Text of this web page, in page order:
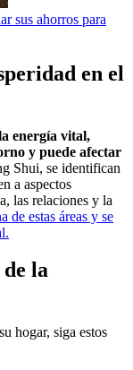
sus ahorros para
en el
energía vital,
y puede afectar
Shui, se identifican
a aspectos
las relaciones y la
de estas áreas y se
la
hogar, siga estos